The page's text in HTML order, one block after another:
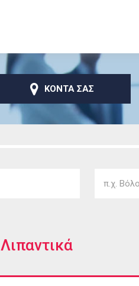
κυρίως
ΚΟΝΤΑ ΣΑΣ
Λιπαντικά